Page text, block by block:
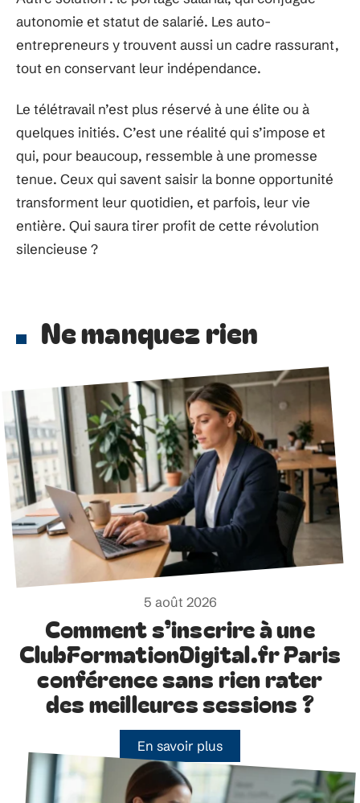
autonomie et statut de salarié. Les auto-
entrepreneurs y trouvent aussi un cadre rassurant,
tout en conservant leur indépendance.
Le télétravail n’est plus réservé à une élite ou à
quelques initiés. C’est une réalité qui s’impose et
qui, pour beaucoup, ressemble à une promesse
tenue. Ceux qui savent saisir la bonne opportunité
transforment leur quotidien, et parfois, leur vie
entière. Qui saura tirer profit de cette révolution
silencieuse ?
Ne manquez rien
5 août 2026
Comment s’inscrire à une
ClubFormationDigital.fr Paris
conférence sans rien rater
des meilleures sessions ?
En savoir plus